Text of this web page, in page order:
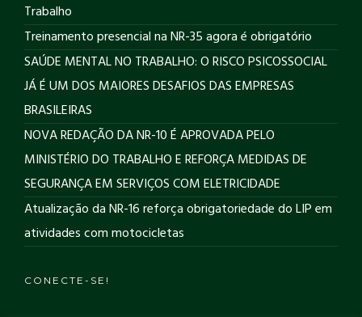
Trabalho
Treinamento presencial na NR-35 agora é obrigatório
SAÚDE MENTAL NO TRABALHO: O RISCO PSICOSSOCIAL
JÁ É UM DOS MAIORES DESAFIOS DAS EMPRESAS
BRASILEIRAS
NOVA REDAÇÃO DA NR-10 É APROVADA PELO
MINISTÉRIO DO TRABALHO E REFORÇA MEDIDAS DE
SEGURANÇA EM SERVIÇOS COM ELETRICIDADE
Atualização da NR-16 reforça obrigatoriedade do LIP em
atividades com motocicletas
CONECTE-SE!